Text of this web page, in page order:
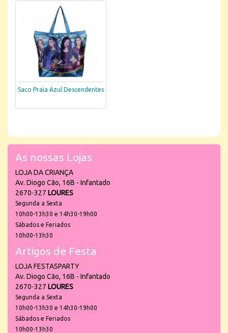
Saco Praia Azul Descendentes
As nossas Lojas
LOJA DA CRIANÇA
Av. Diogo Cão, 16B - Infantado
2670-327 LOURES
Segunda a Sexta
10h00-13h30 e 14h30-19h00
Sábados e Feriados
10h00-13h30
Artigos de Festa
LOJA FESTASPARTY
Av. Diogo Cão, 16B - Infantado
2670-327 LOURES
Segunda a Sexta
10h00-13h30 e 14h30-19h00
Sábados e Feriados
10h00-13h30